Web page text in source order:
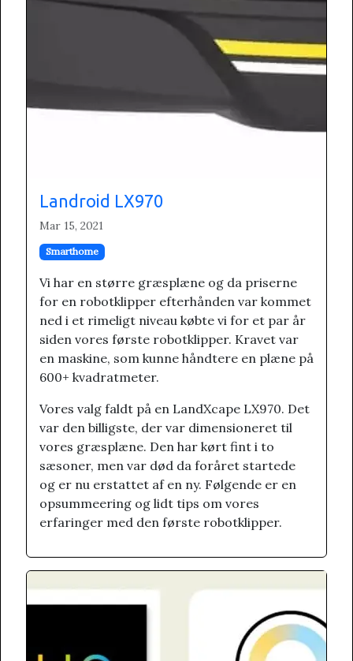
Landroid LX970
Mar 15, 2021
Smarthome
Vi har en større græsplæne og da priserne
for en robotklipper efterhånden var kommet
ned i et rimeligt niveau købte vi for et par år
siden vores første robotklipper. Kravet var
en maskine, som kunne håndtere en plæne på
600+ kvadratmeter.
Vores valg faldt på en LandXcape LX970. Det
var den billigste, der var dimensioneret til
vores græsplæne. Den har kørt fint i to
sæsoner, men var død da foråret startede
og er nu erstattet af en ny. Følgende er en
opsummeering og lidt tips om vores
erfaringer med den første robotklipper.